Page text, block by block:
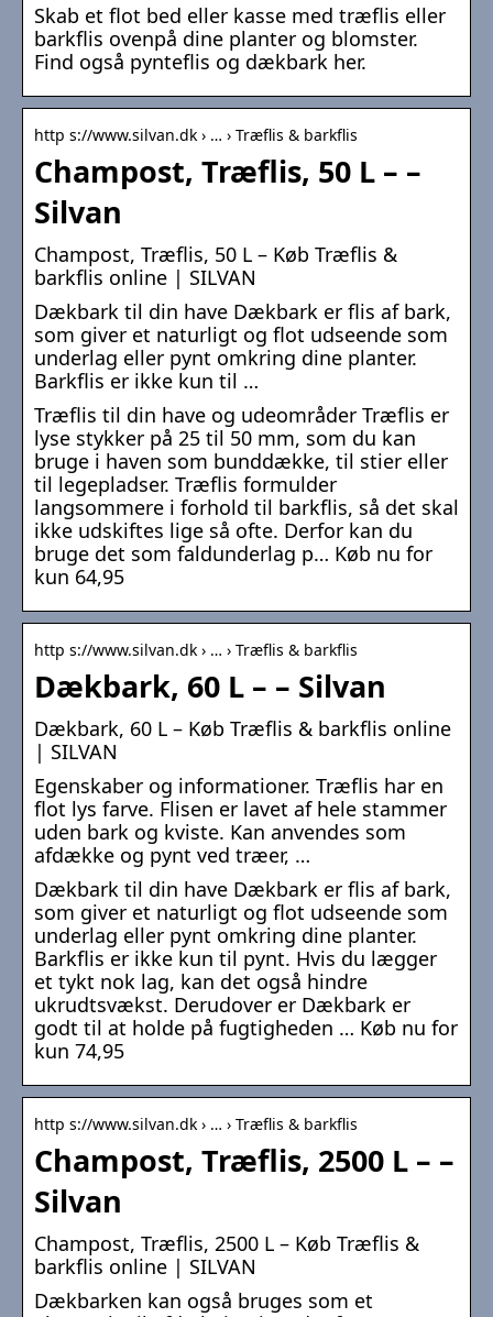
Skab et flot bed eller kasse med træflis eller
barkflis ovenpå dine planter og blomster.
Find også pynteflis og dækbark her.
http s://www.silvan.dk › … › Træflis & barkflis
Champost, Træflis, 50 L – –
Silvan
Champost, Træflis, 50 L – Køb Træflis &
barkflis online | SILVAN
Dækbark til din have Dækbark er flis af bark,
som giver et naturligt og flot udseende som
underlag eller pynt omkring dine planter.
Barkflis er ikke kun til …
Træflis til din have og udeområder Træflis er
lyse stykker på 25 til 50 mm, som du kan
bruge i haven som bunddække, til stier eller
til legepladser. Træflis formulder
langsommere i forhold til barkflis, så det skal
ikke udskiftes lige så ofte. Derfor kan du
bruge det som faldunderlag p… Køb nu for
kun 64,95
http s://www.silvan.dk › … › Træflis & barkflis
Dækbark, 60 L – – Silvan
Dækbark, 60 L – Køb Træflis & barkflis online
| SILVAN
Egenskaber og informationer. Træflis har en
flot lys farve. Flisen er lavet af hele stammer
uden bark og kviste. Kan anvendes som
afdække og pynt ved træer, …
Dækbark til din have Dækbark er flis af bark,
som giver et naturligt og flot udseende som
underlag eller pynt omkring dine planter.
Barkflis er ikke kun til pynt. Hvis du lægger
et tykt nok lag, kan det også hindre
ukrudtsvækst. Derudover er Dækbark er
godt til at holde på fugtigheden … Køb nu for
kun 74,95
http s://www.silvan.dk › … › Træflis & barkflis
Champost, Træflis, 2500 L – –
Silvan
Champost, Træflis, 2500 L – Køb Træflis &
barkflis online | SILVAN
Dækbarken kan også bruges som et